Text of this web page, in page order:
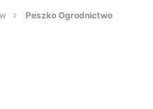
Peszko Ogrodnictwo